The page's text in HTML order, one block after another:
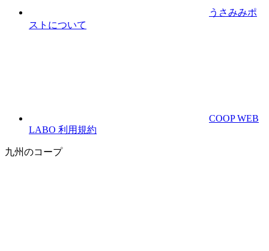
うさみみポ
ストについて
COOP WEB
LABO 利用規約
九州のコープ